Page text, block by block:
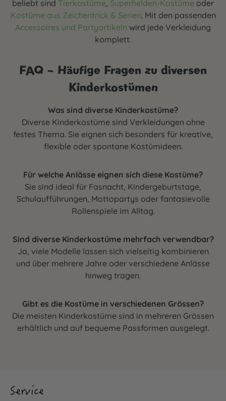
beliebt sind Tierkostüme, Superhelden-Kostüme oder
Kostüme aus Zeichentrick & Serien. Mit den passenden
Accessoires und Partyartikeln wird jede Verkleidung
komplett.
FAQ – Häufige Fragen zu diversen
Kinderkostümen
Was sind diverse Kinderkostüme?
Diverse Kinderkostüme sind Verkleidungen ohne
festes Thema. Sie eignen sich besonders für kreative,
flexible oder spontane Kostümideen.
Für welche Anlässe eignen sich diese Kostüme?
Sie sind ideal für Fasnacht, Kindergeburtstage,
Schulaufführungen, Mottopartys oder fantasievolle
Rollenspiele im Alltag.
Sind diverse Kinderkostüme mehrfach verwendbar?
Ja, viele Modelle lassen sich vielseitig kombinieren
und über mehrere Jahre oder verschiedene Anlässe
hinweg tragen.
Gibt es die Kostüme in verschiedenen Grössen?
Die meisten Kinderkostüme sind in mehreren Grössen
erhältlich und auf bequeme Passformen ausgelegt.
Service